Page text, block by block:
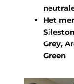
Het
Grey,
Green